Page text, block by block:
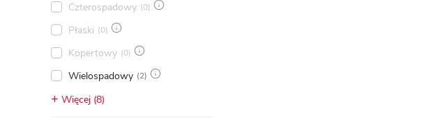
Czterospadowy (0)
Płaski (0)
Kopertowy (0)
Wielospadowy (2)
Więcej (8)